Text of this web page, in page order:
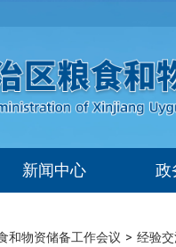
新闻中心 政
和物资储备工作会议 > 经验